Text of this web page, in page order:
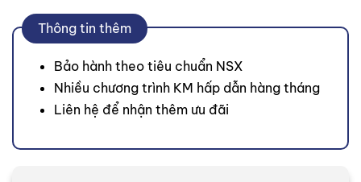
Thông tin thêm
Bảo hành theo tiêu chuẩn NSX
Nhiều chương trình KM hấp dẫn hàng tháng
Liên hệ để nhận thêm ưu đãi